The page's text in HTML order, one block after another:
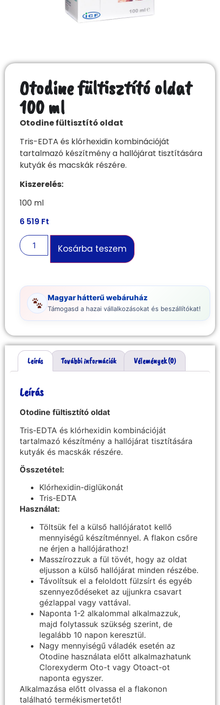
Otodine fültisztító oldat
100 ml
Otodine fültisztító oldat
Tris-EDTA és klórhexidin kombinációját
tartalmazó készítmény a hallójárat tisztítására
kutyák és macskák részére.
Kiszerelés:
100 ml
6 519 Ft
Kosárba teszem
Magyar hátterű webáruház
Támogasd a hazai vállalkozásokat és beszállítókat!
Leírás További információk Vélemények (0)
Leírás
Otodine fültisztító oldat
Tris-EDTA és klórhexidin kombinációját
tartalmazó készítmény a hallójárat tisztítására
kutyák és macskák részére.
Összetétel:
Klórhexidin-diglükonát
Tris-EDTA
Használat:
Töltsük fel a külső hallójáratot kellő
mennyiségű készítménnyel. A flakon csőre
ne érjen a hallójárathoz!
Masszírozzuk a fül tövét, hogy az oldat
eljusson a külső hallójárat minden részébe.
Távolítsuk el a feloldott fülzsírt és egyéb
szennyeződéseket az ujjunkra csavart
gézlappal vagy vattával.
Naponta 1-2 alkalommal alkalmazzuk,
majd folytassuk szükség szerint, de
legalább 10 napon keresztül.
Nagy mennyiségű váladék esetén az
Otodine használata előtt alkalmazhatunk
Clorexyderm Oto-t vagy Otoact-ot
naponta egyszer.
Alkalmazása előtt olvassa el a flakonon
található termékismertetőt!